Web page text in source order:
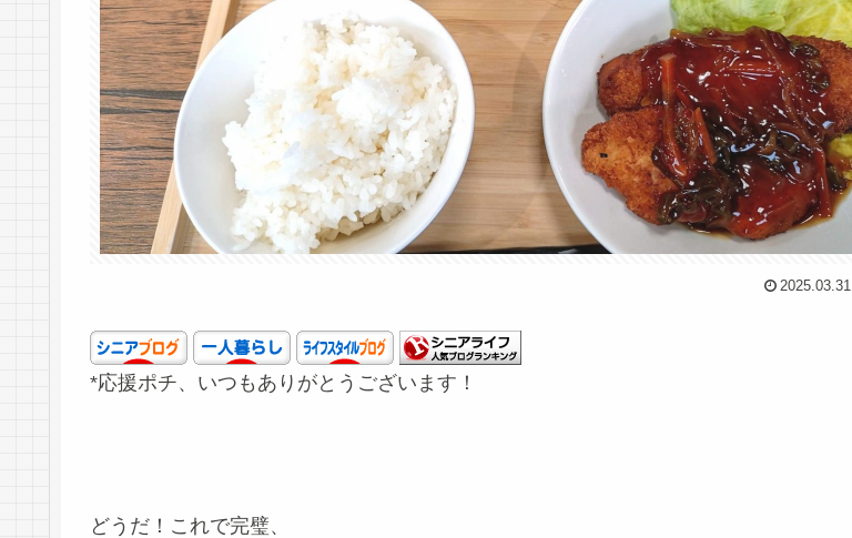
2025.03.31
*応援ポチ、いつもありがとうございます！
どうだ！これで完璧、